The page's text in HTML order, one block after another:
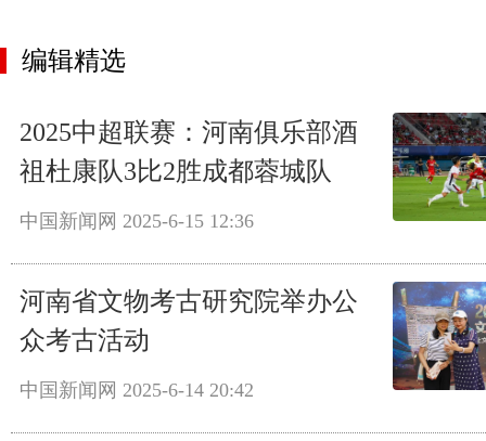
编辑精选
2025中超联赛：河南俱乐部酒
祖杜康队3比2胜成都蓉城队
中国新闻网 2025-6-15 12:36
河南省文物考古研究院举办公
众考古活动
中国新闻网 2025-6-14 20:42